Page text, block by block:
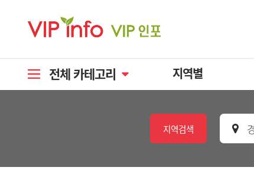
전체 카테고리 지역별
지역검색